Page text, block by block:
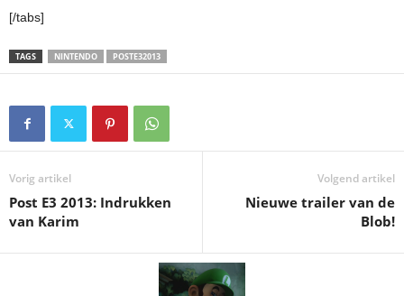
[/tabs]
TAGS NINTENDO POSTE32013
Vorig artikel
Post E3 2013: Indrukken
van Karim
Volgend artikel
Nieuwe trailer van de
Blob!